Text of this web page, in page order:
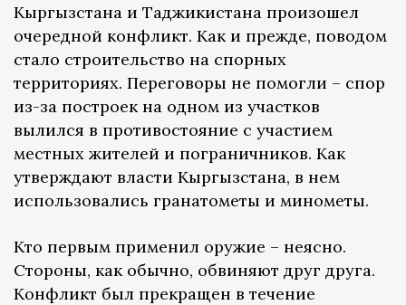
Кыргызстана и Таджикистана произошел
очередной конфликт. Как и прежде, поводом
стало строительство на спорных
территориях. Переговоры не помогли – спор
из-за построек на одном из участков
вылился в противостояние с участием
местных жителей и пограничников. Как
утверждают власти Кыргызстана, в нем
использовались гранатометы и минометы.
Кто первым применил оружие – неясно.
Стороны, как обычно, обвиняют друг друга.
Конфликт был прекращен в течение